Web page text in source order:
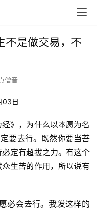
不是做交易，不
僧音
03日
经》，为什么以本愿为名
要去行。既然你要当菩
定有超拔之力。有这个
生苦的作用，所以说有
必会去行。我发这样的